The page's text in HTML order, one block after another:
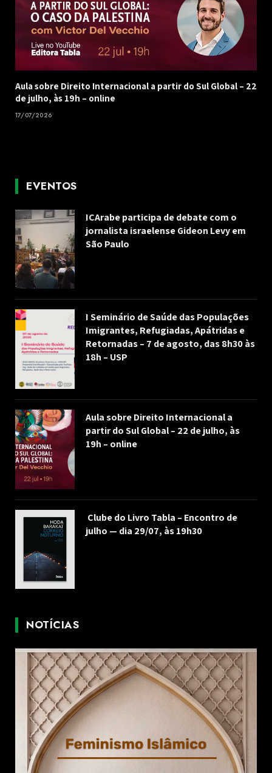
Aula sobre Direito Internacional a partir do Sul Global – 22
de julho, às 19h – online
17/07/2026
EVENTOS
ICArabe participa de debate com o
jornalista israelense Gideon Levy em
São Paulo
I Seminário de Saúde das Populações
Imigrantes, Refugiadas, Apátridas e
Retornadas – 7 de agosto, das 8h30 às
18h – USP
Aula sobre Direito Internacional a
partir do Sul Global – 22 de julho, às
19h – online
Clube do Livro Tabla – Encontro de
julho — dia 29/07, às 19h30
NOTÍCIAS